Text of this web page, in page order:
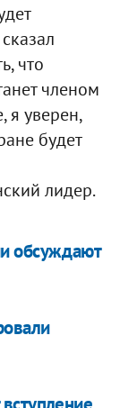
что
членом
я уверен,
будет
лидер.
обсуждают